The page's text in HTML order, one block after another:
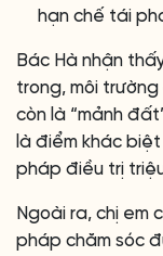
hạn chế tái
Bác Hà nhận
trong, môi
còn là “mảnh
là điểm khác
pháp điều trị
Ngoài ra, chị em
pháp chăm sóc